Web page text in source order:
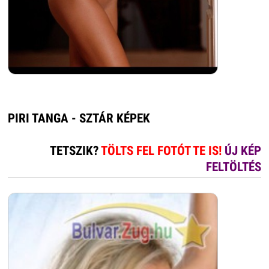
PIRI TANGA - SZTÁR KÉPEK
TETSZIK?TÖLTS FEL FOTÓT TE IS! ÚJ KÉP
FELTÖLTÉS